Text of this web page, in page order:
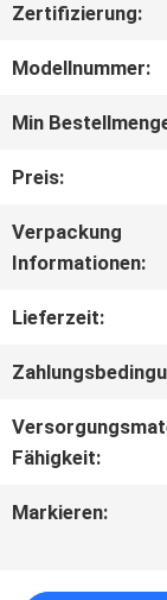
FABRIK-
AUSFLUG
TRETEN
MIT
UNS
Zertifizierung:
Modellnummer:
Min
Preis:
Verpackung
Informationen:
Lieferzeit:
Fähigkeit:
Markieren: